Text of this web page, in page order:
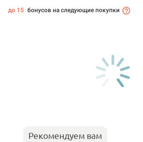
до 15 бонусов на следующие покупки
Рекомендуем вам